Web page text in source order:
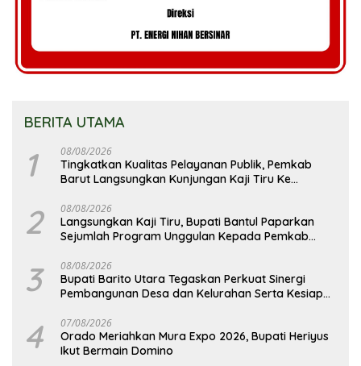
BERITA UTAMA
1 08/08/2026
Tingkatkan Kualitas Pelayanan Publik, Pemkab
Barut Langsungkan Kunjungan Kaji Tiru Ke
2 08/08/2026
Langsungkan Kaji Tiru, Bupati Bantul Paparkan
Sejumlah Program Unggulan Kepada Pemkab
3 08/08/2026
Bupati Barito Utara Tegaskan Perkuat Sinergi
Pembangunan Desa dan Kelurahan Serta Kesiapan
4 07/08/2026
Orado Meriahkan Mura Expo 2026, Bupati Heriyus
Ikut Bermain Domino